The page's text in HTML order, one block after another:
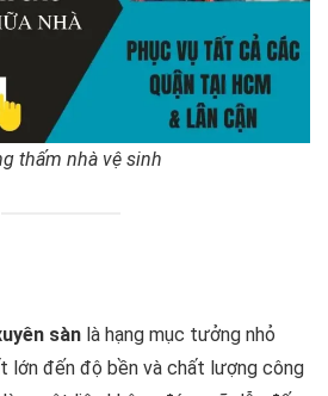
thấm nhà vệ sinh
sàn là hạng mục tưởng nhỏ
lớn đến độ bền và chất lượng công